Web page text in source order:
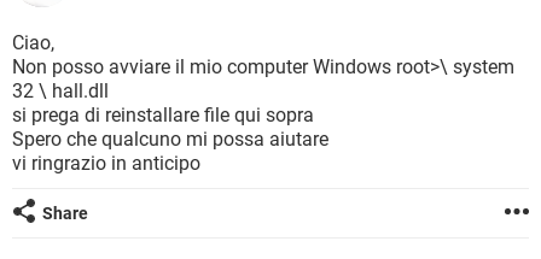
TIKTOK
HARDWARE
INSTAGRAM
TIKTOK FACEBOOK
HARDWARE
INTRATTENIMENTO
iOS
INSTAGRAM
TIKTOK FACEBOOK
HARDWARE
COVID-19
INTRATTENIMENTO ANDROID
iOS WINDOWS 10
INSTAGRAM
TIKTOK
Ciao,
Non posso avviare il mio computer Windows root>\ system
32 \ hall.dll
si prega di reinstallare file qui sopra
Spero che qualcuno mi possa aiutare
vi ringrazio in anticipo
Share